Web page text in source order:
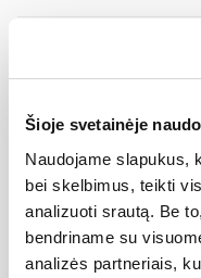
Šioje svetainėje
Naudojame slapukus,
bei skelbimus, teikti
analizuoti srautą. Be
bendriname su
analizės partneriais,
Balso stygų polipo
Miego endoskopija
Pilna nosies plastika